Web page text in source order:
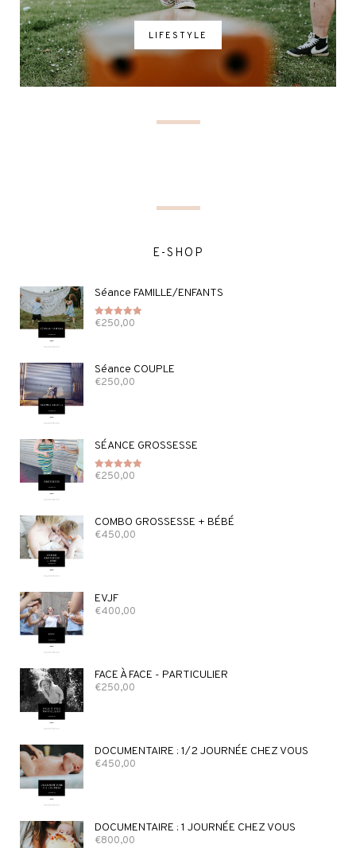
LIFESTYLE
E-SHOP
Séance FAMILLE/ENFANTS
Note5.00
€250,00
Séance COUPLE
€250,00
SÉANCE GROSSESSE
Note5.00
€250,00
COMBO GROSSESSE + BÉBÉ
€450,00
EVJF
€400,00
FACE À FACE - PARTICULIER
€250,00
DOCUMENTAIRE : 1/2 JOURNÉE CHEZ VOUS
€450,00
DOCUMENTAIRE : 1 JOURNÉE CHEZ VOUS
€800,00